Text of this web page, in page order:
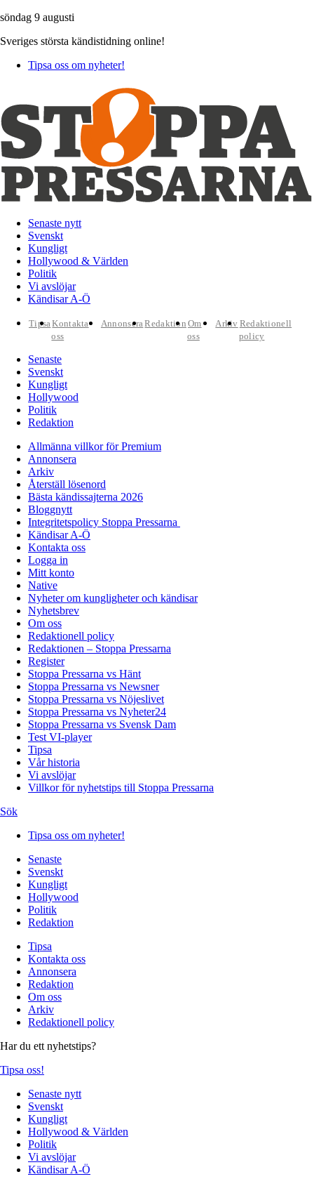
söndag 9 augusti
Sveriges största kändistidning online!
Tipsa oss om nyheter!
Senaste nytt
Svenskt
Kungligt
Hollywood & Världen
Politik
Vi avslöjar
Kändisar A-Ö
TipsaKontakta
oss
AnnonseraRedaktion Om
oss
Arkiv Redaktionell
policy
Senaste
Svenskt
Kungligt
Hollywood
Politik
Redaktion
Allmänna villkor för Premium
Annonsera
Arkiv
Återställ lösenord
Bästa kändissajterna 2026
Bloggnytt
Integritetspolicy Stoppa Pressarna
Kändisar A-Ö
Kontakta oss
Logga in
Mitt konto
Native
Nyheter om kungligheter och kändisar
Nyhetsbrev
Om oss
Redaktionell policy
Redaktionen – Stoppa Pressarna
Register
Stoppa Pressarna vs Hänt
Stoppa Pressarna vs Newsner
Stoppa Pressarna vs Nöjeslivet
Stoppa Pressarna vs Nyheter24
Stoppa Pressarna vs Svensk Dam
Test VI-player
Tipsa
Vår historia
Vi avslöjar
Villkor för nyhetstips till Stoppa Pressarna
Sök
Tipsa oss om nyheter!
Senaste
Svenskt
Kungligt
Hollywood
Politik
Redaktion
Tipsa
Kontakta oss
Annonsera
Redaktion
Om oss
Arkiv
Redaktionell policy
Har du ett nyhetstips?
Tipsa oss!
Senaste nytt
Svenskt
Kungligt
Hollywood & Världen
Politik
Vi avslöjar
Kändisar A-Ö